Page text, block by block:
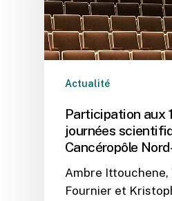
Actualité
Participation aux
journées
Cancéropôle
Ambre Ittouchene,
Fournier et